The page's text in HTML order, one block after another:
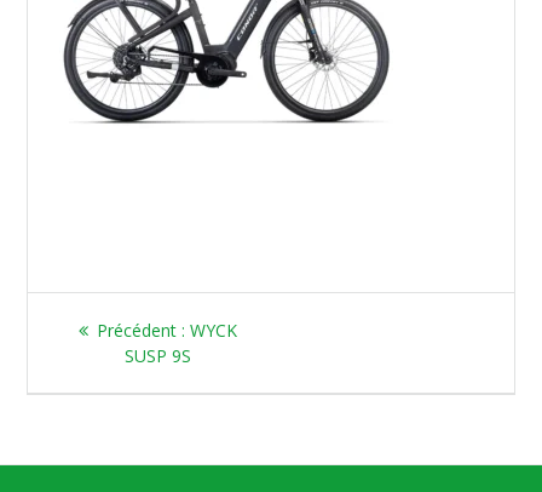
Précédent : Article
précédent
WYCK
SUSP 9S